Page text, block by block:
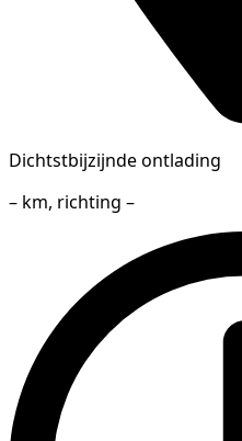
Dichtstbijzijnde ontlading
– km, richting –